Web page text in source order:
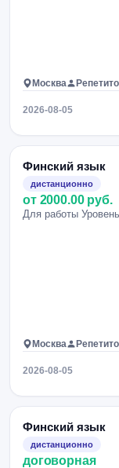
Москва
2026-08-05
Финский язык
дистанционно
от 2000.00 руб.
Для работы
Москва
2026-08-05
Финский язык
дистанционно
договорная